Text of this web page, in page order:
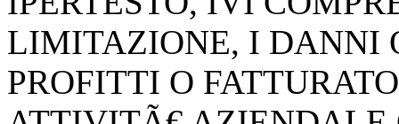
LIMITAZIONE, I DANNI
PROFITTI O